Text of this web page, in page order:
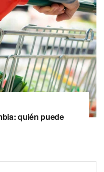
quién puede